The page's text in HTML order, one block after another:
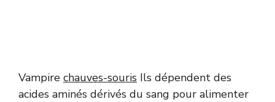
Vampire chauves-souris Ils dépendent des
acides aminés dérivés du sang pour alimenter